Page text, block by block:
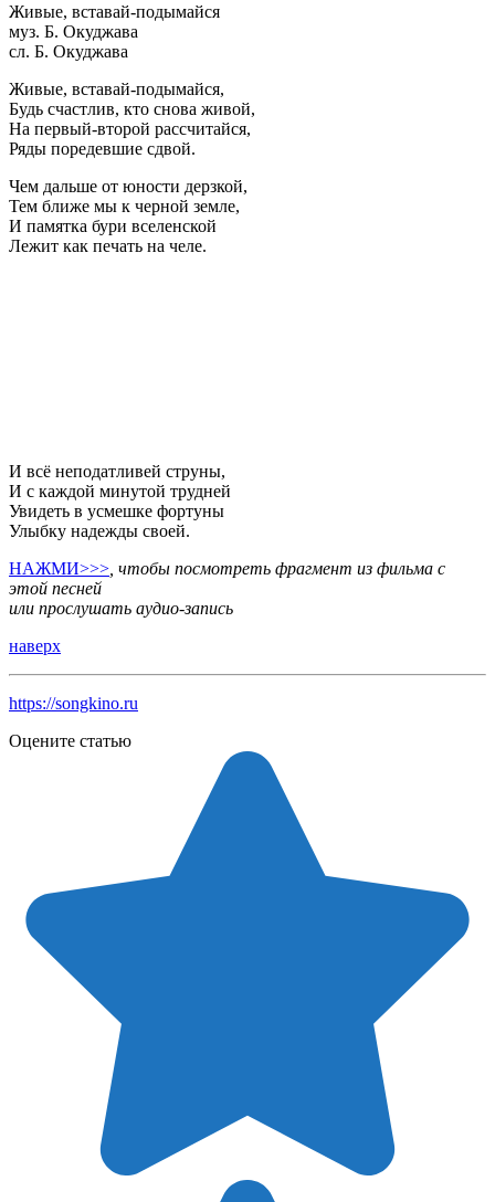
Живые, вставай-подымайся
муз. Б. Окуджава
сл. Б. Окуджава
Живые, вставай-подымайся,
Будь счастлив, кто снова живой,
На первый-второй рассчитайся,
Ряды поредевшие сдвой.
Чем дальше от юности дерзкой,
Тем ближе мы к черной земле,
И памятка бури вселенской
Лежит как печать на челе.
И всё неподатливей струны,
И с каждой минутой трудней
Увидеть в усмешке фортуны
Улыбку надежды своей.
НАЖМИ>>> , чтобы посмотреть фрагмент из фильма с
этой песней
или прослушать аудио-запись
наверх
https://songkino.ru
Оцените статью